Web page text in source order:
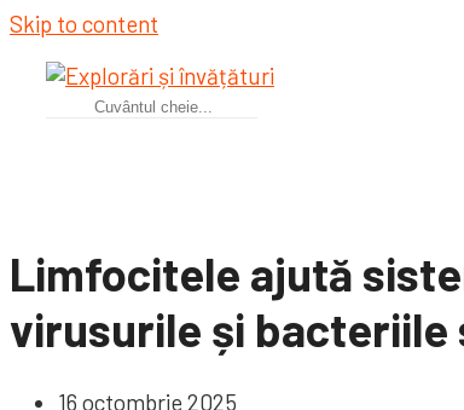
Skip to content
Limfocitele ajută
virusurile și bacteriile
16 octombrie 2025